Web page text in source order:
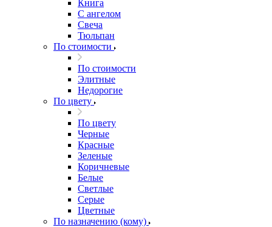
Книга
С ангелом
Свеча
Тюльпан
По стоимости
По стоимости
Элитные
Недорогие
По цвету
По цвету
Черные
Красные
Зеленые
Коричневые
Белые
Светлые
Серые
Цветные
По назначению (кому)